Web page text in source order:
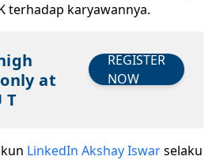
terhadap karyawannya.
at
T
REGISTER
NOW
LinkedIn Akshay Iswarselaku